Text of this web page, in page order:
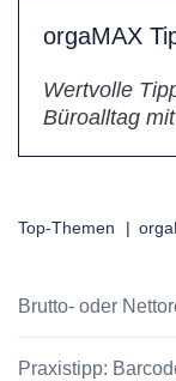
orgaMAX
Wertvolle
Büroalltag
Top-Themen |
Brutto- oder
Praxistipp: